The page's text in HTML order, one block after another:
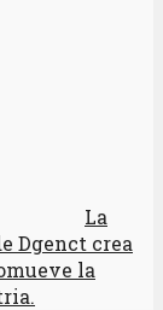
La
Dgenct crea
la